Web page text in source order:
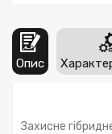
Опис
Захисне